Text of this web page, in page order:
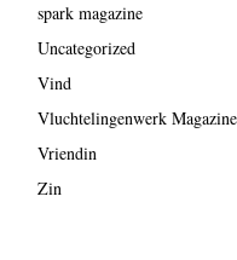
spark magazine
Uncategorized
Vind
Vluchtelingenwerk Magazine
Vriendin
Zin